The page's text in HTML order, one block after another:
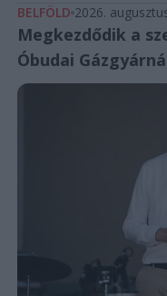
BELFÖLD 2026.
Megkezdődik a
Óbudai